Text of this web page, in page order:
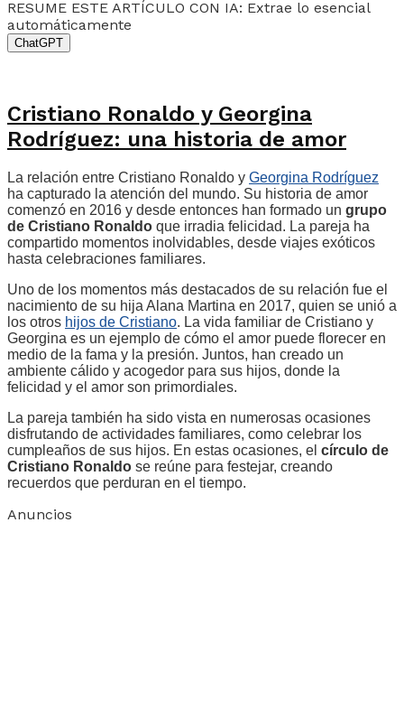
RESUME ESTE ARTÍCULO CON IA: Extrae lo esencial
automáticamente
ChatGPT
Cristiano Ronaldo y Georgina
Rodríguez: una historia de amor
La relación entre Cristiano Ronaldo y Georgina Rodríguez
ha capturado la atención del mundo. Su historia de amor
comenzó en 2016 y desde entonces han formado un grupo
de Cristiano Ronaldo que irradia felicidad. La pareja ha
compartido momentos inolvidables, desde viajes exóticos
hasta celebraciones familiares.
Uno de los momentos más destacados de su relación fue el
nacimiento de su hija Alana Martina en 2017, quien se unió a
los otros hijos de Cristiano. La vida familiar de Cristiano y
Georgina es un ejemplo de cómo el amor puede florecer en
medio de la fama y la presión. Juntos, han creado un
ambiente cálido y acogedor para sus hijos, donde la
felicidad y el amor son primordiales.
La pareja también ha sido vista en numerosas ocasiones
disfrutando de actividades familiares, como celebrar los
cumpleaños de sus hijos. En estas ocasiones, el círculo de
Cristiano Ronaldo se reúne para festejar, creando
recuerdos que perduran en el tiempo.
Anuncios